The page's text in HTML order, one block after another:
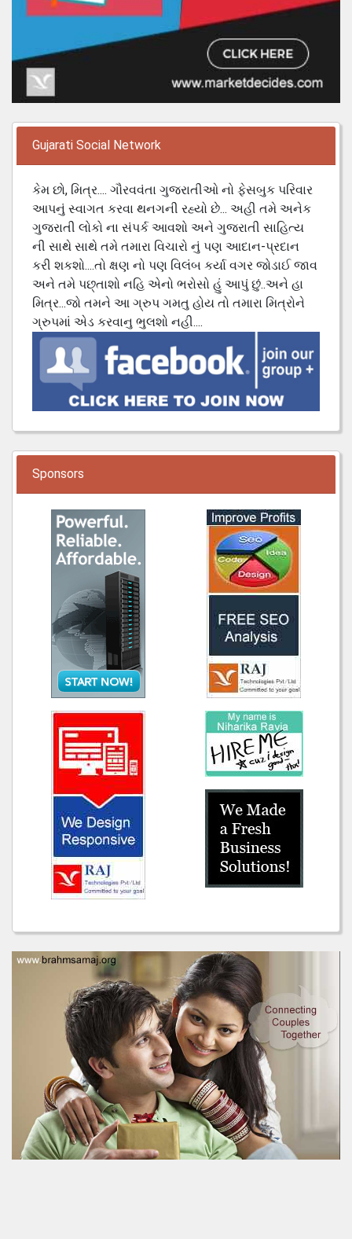
Gujarati Social Network
કેમ છો, મિત્ર.... ગૌરવવંતા ગુજરાતીઓ નો ફેસબુક પરિવાર
આપનું સ્વાગત કરવા થનગની રહ્યો છે... અહી તમે અનેક
ગુજરાતી લોકો ના સંપર્ક આવશો અને ગુજરાતી સાહિત્ય
ની સાથે સાથે તમે તમારા વિચારો નું પણ આદાન-પ્રદાન
કરી શકશો....તો ક્ષણ નો પણ વિલંબ કર્યા વગર જોડાઈ જાવ
અને તમે પછ્તાશો નહિ એનો ભરોસો હું આપું છું..અને હા
મિત્ર...જો તમને આ ગ્રુપ ગમતુ હોય તો તમારા મિત્રોને
ગ્રુપમાં એડ કરવાનુ ભુલશો નહી....
Sponsors